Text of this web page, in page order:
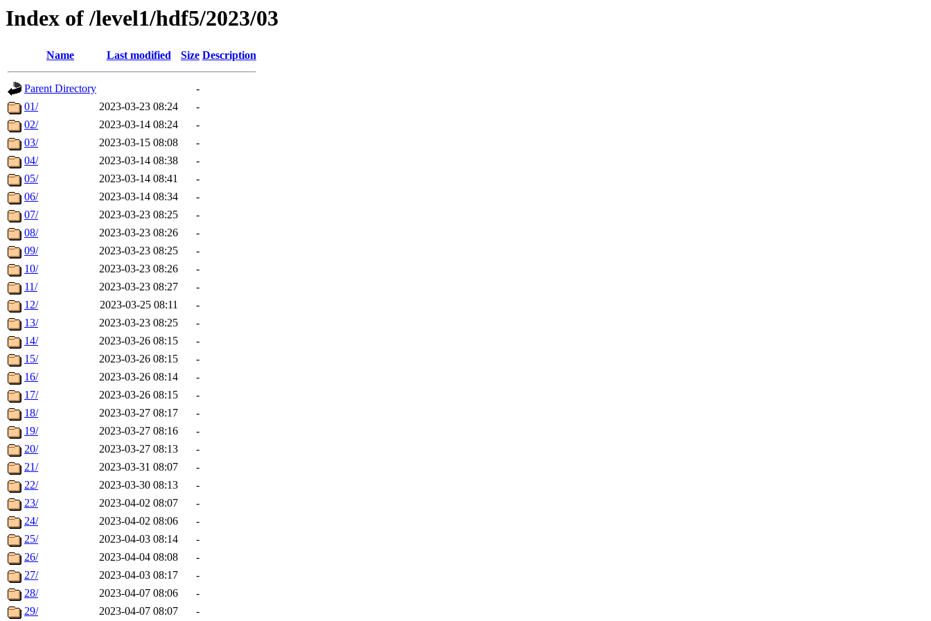
Index of /level1/hdf5/2023/03
Name Last modified Size Description
Parent Directory
-
01/
2023-03-23 08:24
-
02/
2023-03-14 08:24
-
03/
2023-03-15 08:08
-
04/
2023-03-14 08:38
-
05/
2023-03-14 08:41
-
06/
2023-03-14 08:34
-
07/
2023-03-23 08:25
-
08/
2023-03-23 08:26
-
09/
2023-03-23 08:25
-
10/
2023-03-23 08:26
-
11/
2023-03-23 08:27
-
12/
2023-03-25 08:11
-
13/
2023-03-23 08:25
-
14/
2023-03-26 08:15
-
15/
2023-03-26 08:15
-
16/
2023-03-26 08:14
-
17/
2023-03-26 08:15
-
18/
2023-03-27 08:17
-
19/
2023-03-27 08:16
-
20/
2023-03-27 08:13
-
21/
2023-03-31 08:07
-
22/
2023-03-30 08:13
-
23/
2023-04-02 08:07
-
24/
2023-04-02 08:06
-
25/
2023-04-03 08:14
-
26/
2023-04-04 08:08
-
27/
2023-04-03 08:17
-
28/
2023-04-07 08:06
-
29/
2023-04-07 08:07 -